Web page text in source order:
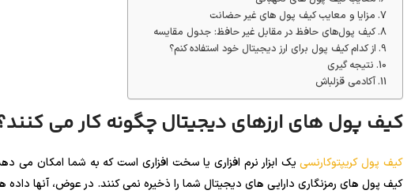
مزایا و معایب کیف پول های غیر حضانت
کیف پول‌های حافظ در مقابل غیر حافظ: جدول مقایسه
از کدام کیف پول برای ارز دیجیتال خود استفاده کنم؟
نتیجه گیری
آکادمی قزلباش
کیف پول های ارزهای دیجیتال چگونه کار می
کیف پول کریپتوکارنسییک ابزار نرم افزاری یا سخت افزاری است که به شما امکان می
کیف پول های رمزنگاری دارایی های دیجیتال شما را ذخیره نمی کنند. در عوض، آنها داده